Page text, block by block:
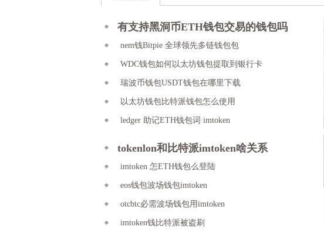
有支持黑洞币ETH钱包交易的钱包吗
nem钱Bitpie 全球领先多链钱包包
WDC钱包如何以太坊钱包提取到银行卡
瑞波币钱包USDT钱包在哪里下载
以太坊钱包比特派钱包怎么使用
ledger 助记ETH钱包词 imtoken
tokenlon和比特派imtoken啥关系
imtoken 怎ETH钱包么登陆
eos钱包波场钱包imtoken
otcbtc必需波场钱包用imtoken
imtoken钱比特派被盗刷